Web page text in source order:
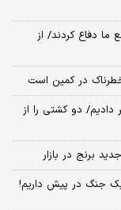
ملی 12 نفر از موضع ما دفاع کردند/ از
در کمین است
تغییر دادیم/ دو کشتی را از
یک جنگ در پیش داریم!